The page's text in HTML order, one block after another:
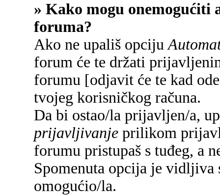
» Kako mogu onemogućiti
foruma?
Ako ne upališ opciju
forum će te držati
forumu [odjavit će te kad
tvojeg korisničkog računa.
Da bi ostao/la prijavljen/a,
prijavljivanje prilikom
forumu pristupaš s tuđeg, a
Spomenuta opcija je
omogućio/la.